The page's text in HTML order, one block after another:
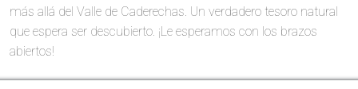
más allá del Valle de Caderechas. Un verdadero tesoro natural
que espera ser descubierto. ¡Le esperamos con los brazos
abiertos!